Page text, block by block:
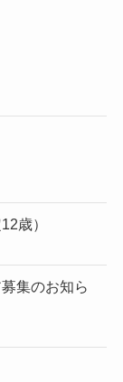
歳）
集のお知ら